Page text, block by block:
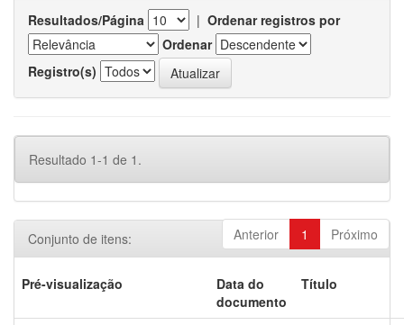
Resultados/Página | Ordenar registros por
Ordenar
Registro(s)
Resultado 1-1 de 1.
Anterior 1 Próximo
Conjunto de itens:
Pré-visualização
Data do
documento
Título